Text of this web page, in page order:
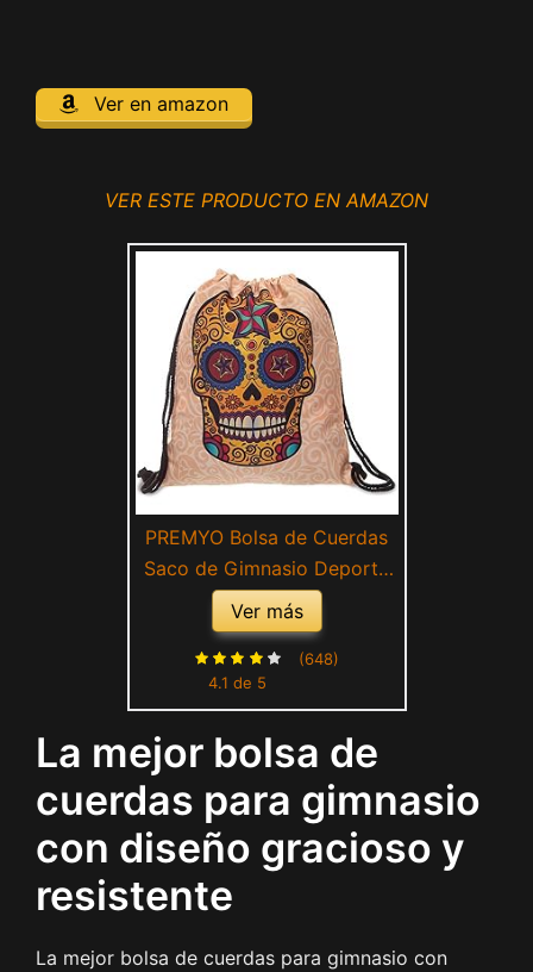
Ver en amazon
VER ESTE PRODUCTO EN AMAZON
PREMYO Bolsa de Cuerdas
Saco de Gimnasio Deporte
Mochila Mujer Hombre con
Impresión Cráneo Motivo
Gracioso Práctico Cómodo
Cordón Robusto
Ver más
4.1 de 5
(648)
La mejor bolsa de
cuerdas para gimnasio
con diseño gracioso y
resistente
La mejor bolsa de cuerdas para gimnasio con